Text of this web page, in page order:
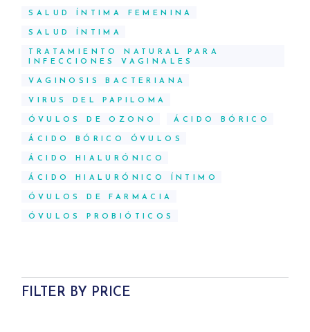
SALUD ÍNTIMA FEMENINA
SALUD ÍNTIMA
TRATAMIENTO NATURAL PARA
INFECCIONES VAGINALES
VAGINOSIS BACTERIANA
VIRUS DEL PAPILOMA
ÓVULOS DE OZONO ÁCIDO BÓRICO
ÁCIDO BÓRICO ÓVULOS
ÁCIDO HIALURÓNICO
ÁCIDO HIALURÓNICO ÍNTIMO
ÓVULOS DE FARMACIA
ÓVULOS PROBIÓTICOS
FILTER BY PRICE